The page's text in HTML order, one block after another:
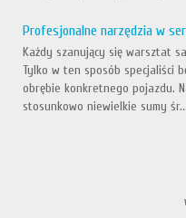
Profesjonalne narzędzia w
Każdy szanujący się warsztat
Tylko w ten sposób specjaliści
obrębie konkretnego pojazdu.
stosunkowo niewielkie sumy